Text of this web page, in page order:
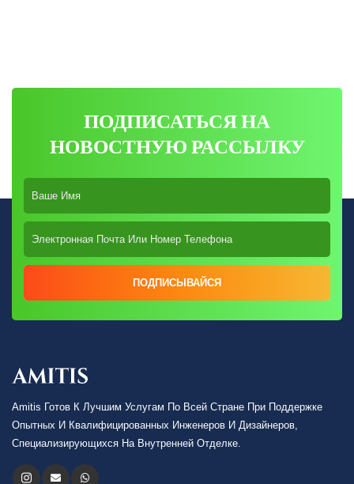
ПОДПИСАТЬСЯ НА
НОВОСТНУЮ РАССЫЛКУ
ПОДПИСЫВАЙСЯ
Amitis Готов К Лучшим Услугам По Всей Стране При Поддержке
Опытных И Квалифицированных Инженеров И Дизайнеров,
Специализирующихся На Внутренней Отделке.